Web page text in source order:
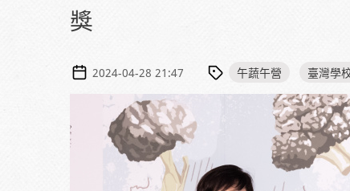
獎
2024-04-28 21:47 午蔬午營 臺灣學